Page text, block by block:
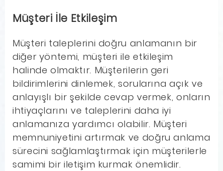
Müşteri İle Etkileşim
Müşteri taleplerini doğru anlamanın bir
diğer yöntemi, müşteri ile etkileşim
halinde olmaktır. Müşterilerin geri
bildirimlerini dinlemek, sorularına açık ve
anlayışlı bir şekilde cevap vermek, onların
ihtiyaçlarını ve taleplerini daha iyi
anlamanıza yardımcı olabilir. Müşteri
memnuniyetini artırmak ve doğru anlama
sürecini sağlamlaştırmak için müşterilerle
samimi bir iletişim kurmak önemlidir.